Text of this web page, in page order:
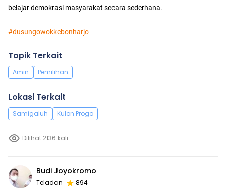
belajar demokrasi masyarakat secara sederhana.
#dusungowokkebonharjo
Topik Terkait
Amin Pemilihan
Lokasi Terkait
Samigaluh Kulon Progo
Dilihat 2136 kali
Budi Joyokromo
Teladan 894